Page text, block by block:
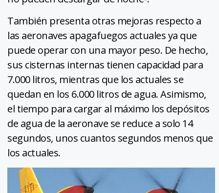
También presenta otras mejoras respecto a
las aeronaves apagafuegos actuales ya que
puede operar con una mayor peso. De hecho,
sus cisternas internas tienen capacidad para
7.000 litros, mientras que los actuales se
quedan en los 6.000 litros de agua. Asimismo,
el tiempo para cargar al máximo los depósitos
de agua de la aeronave se reduce a solo 14
segundos, unos cuantos segundos menos que
los actuales.